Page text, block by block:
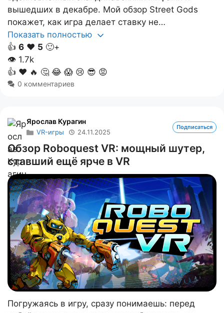
вышедших в декабре. Мой обзор Street Gods
покажет, как игра делает ставку не…
Показать полностью
👍 6 ❤️ 5 🙂+
👁 1.7k
👍 ❤️ 🔥 🤔 😂 😱 😢 😎 😡
0 комментариев
Ярослав Курагин
VR-игры 24.11.2025
Подписаться
Обзор Roboquest VR: мощный шутер,
ставший ещё ярче в VR
Погружаясь в игру, сразу понимаешь: перед